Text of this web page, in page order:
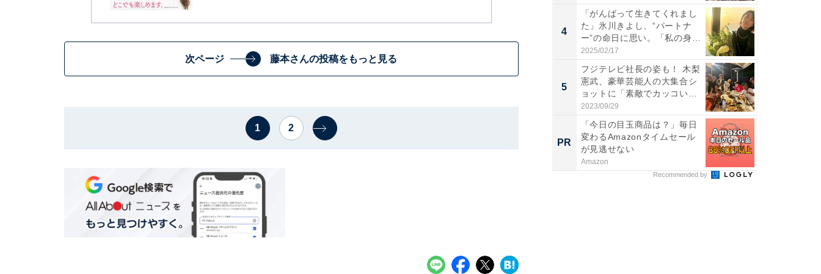
次ページ 藤本さんの投稿をもっと見る
1 2
4
「がんばって生きてくれまし
た」氷川きよし、“パートナ
ー”の命日に思い。「私の身
体...
2025/02/17
5
フジテレビ社長の姿も！ 木梨
憲武、豪華芸能人の大集合シ
ョットに「素敵でカッコい
い...
2023/09/29
PR
「今日の目玉商品は？」毎日
変わるAmazonタイムセール
が見逃せない
Amazon
Recommended by